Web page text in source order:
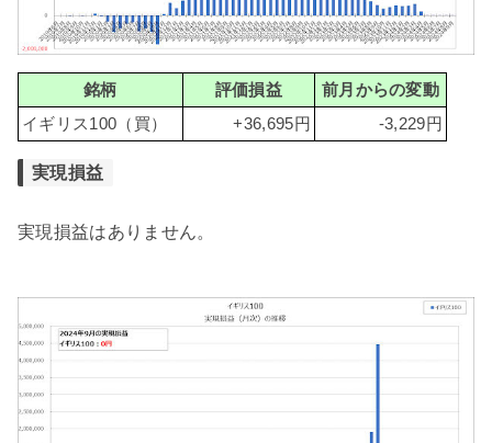
銘柄 評価損益
前月からの変動
イギリス100（買）
+36,695円 -3,229円
実現損益
実現損益はありません。